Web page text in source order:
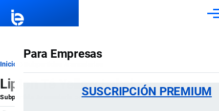
Para Empresas
SUSCRIPCIÓN PREMIUM
Ruta
de
navegación
Inicio
Lipton Té Yellow Label
Subpartida Arancelaria porImportaciones …, 14 Enero, 2025